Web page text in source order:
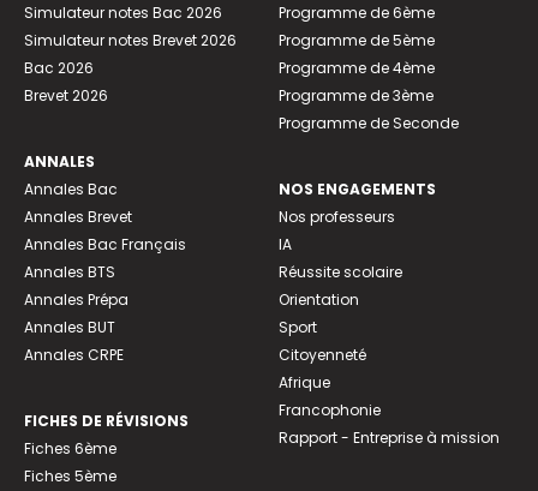
Simulateur notes Bac 2026
Simulateur notes Brevet 2026
Bac 2026
Brevet 2026
ANNALES
Annales Bac
Annales Brevet
Annales Bac Français
Annales BTS
Annales Prépa
Annales BUT
Annales CRPE
FICHES DE RÉVISIONS
Fiches 6ème
Fiches 5ème
Programme de 6ème
Programme de 5ème
Programme de 4ème
Programme de 3ème
Programme de Seconde
NOS ENGAGEMENTS
Nos professeurs
IA
Réussite scolaire
Orientation
Sport
Citoyenneté
Afrique
Francophonie
Rapport - Entreprise à mission